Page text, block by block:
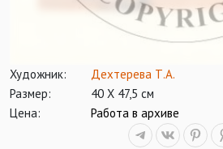
Художник:
Дехтерева Т.А.
Размер:
40 Х 47,5 см
Цена:
Работа в архиве